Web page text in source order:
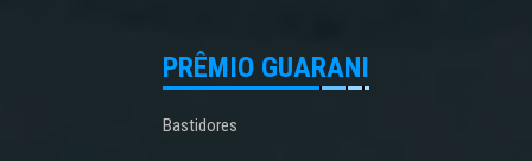
PRÊMIO GUARANI
Bastidores